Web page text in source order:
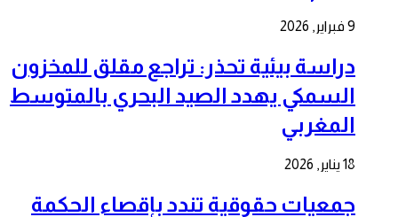
9 فبراير, 2026
دراسة بيئية تحذر: تراجع مقلق للمخزون
السمكي يهدد الصيد البحري بالمتوسط
المغربي
18 يناير, 2026
جمعيات حقوقية تندد بإقصاء الحكمة